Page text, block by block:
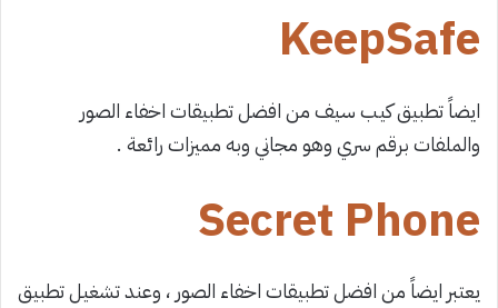
KeepSafe
ايضاً تطبيق كيب سيف من افضل تطبيقات اخفاء الصور
والملفات برقم سري وهو مجاني وبه مميزات رائعة .
Secret Phone
يعتبر ايضاً من افضل تطبيقات اخفاء الصور ، وعند تشغيل تطبيق